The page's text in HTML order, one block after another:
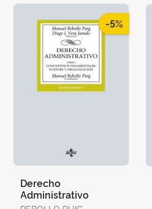
-5%
Derecho
Administrativo